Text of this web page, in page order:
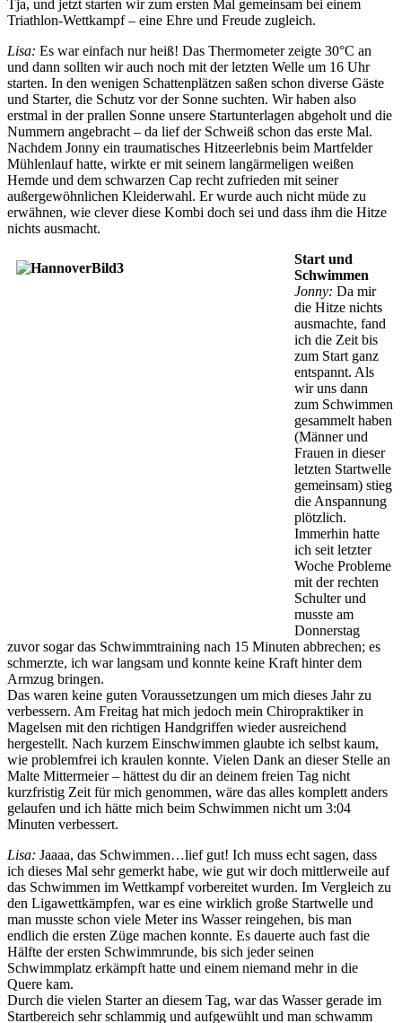
Tja, und jetzt starten wir zum ersten Mal gemeinsam bei einem
Triathlon-Wettkampf – eine Ehre und Freude zugleich.
Lisa: Es war einfach nur heiß! Das Thermometer zeigte 30°C an
und dann sollten wir auch noch mit der letzten Welle um 16 Uhr
starten. In den wenigen Schattenplätzen saßen schon diverse Gäste
und Starter, die Schutz vor der Sonne suchten. Wir haben also
erstmal in der prallen Sonne unsere Startunterlagen abgeholt und die
Nummern angebracht – da lief der Schweiß schon das erste Mal.
Nachdem Jonny ein traumatisches Hitzeerlebnis beim Martfelder
Mühlenlauf hatte, wirkte er mit seinem langärmeligen weißen
Hemde und dem schwarzen Cap recht zufrieden mit seiner
außergewöhnlichen Kleiderwahl. Er wurde auch nicht müde zu
erwähnen, wie clever diese Kombi doch sei und dass ihm die Hitze
nichts ausmacht.
Start und
Schwimmen
Jonny: Da mir
die Hitze nichts
ausmachte, fand
ich die Zeit bis
zum Start ganz
entspannt. Als
wir uns dann
zum Schwimmen
gesammelt haben
(Männer und
Frauen in dieser
letzten Startwelle
gemeinsam) stieg
die Anspannung
plötzlich.
Immerhin hatte
ich seit letzter
Woche Probleme
mit der rechten
Schulter und
musste am
Donnerstag
zuvor sogar das Schwimmtraining nach 15 Minuten abbrechen; es
schmerzte, ich war langsam und konnte keine Kraft hinter dem
Armzug bringen.
Das waren keine guten Voraussetzungen um mich dieses Jahr zu
verbessern. Am Freitag hat mich jedoch mein Chiropraktiker in
Magelsen mit den richtigen Handgriffen wieder ausreichend
hergestellt. Nach kurzem Einschwimmen glaubte ich selbst kaum,
wie problemfrei ich kraulen konnte. Vielen Dank an dieser Stelle an
Malte Mittermeier – hättest du dir an deinem freien Tag nicht
kurzfristig Zeit für mich genommen, wäre das alles komplett anders
gelaufen und ich hätte mich beim Schwimmen nicht um 3:04
Minuten verbessert.
Lisa: Jaaaa, das Schwimmen…lief gut! Ich muss echt sagen, dass
ich dieses Mal sehr gemerkt habe, wie gut wir doch mittlerweile auf
das Schwimmen im Wettkampf vorbereitet wurden. Im Vergleich zu
den Ligawettkämpfen, war es eine wirklich große Startwelle und
man musste schon viele Meter ins Wasser reingehen, bis man
endlich die ersten Züge machen konnte. Es dauerte auch fast die
Hälfte der ersten Schwimmrunde, bis sich jeder seinen
Schwimmplatz erkämpft hatte und einem niemand mehr in die
Quere kam.
Durch die vielen Starter an diesem Tag, war das Wasser gerade im
Startbereich sehr schlammig und aufgewühlt und man schwamm